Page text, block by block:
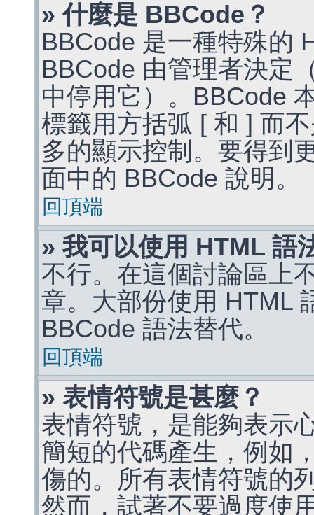
» 什麼是 BBCode？
BBCode 是一種特殊的
BBCode 由管理者決定
中停用它）。BBCode
標籤用方括弧 [ 和 ] 而
多的顯示控制。要得到
面中的 BBCode 說明。
回頂端
» 我可以使用 HTML 語
不行。在這個討論區上
章。大部份使用 HTML
BBCode 語法替代。
回頂端
» 表情符號是甚麼？
表情符號，是能夠表示
簡短的代碼產生，例如
傷的。所有表情符號的
然而，試著不要過度使